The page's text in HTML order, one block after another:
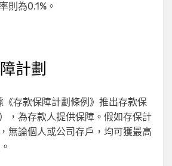
則為0.1%。
計劃
存款保障計劃條例》推出存款保
，為存款人提供保障。假如存保計
無論個人或公司存戶，均可獲最高